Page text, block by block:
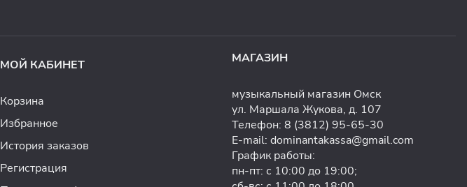
МОЙ КАБИНЕТ
Корзина
Избранное
История заказов
Регистрация
МАГАЗИН
музыкальный магазин Омск
ул. Маршала Жукова, д. 107
Телефон: 8 (3812) 95-65-30
E-mail: dominantakassa@gmail.com
График работы:
пн-пт: с 10:00 до 19:00;